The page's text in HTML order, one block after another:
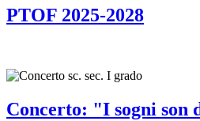
PTOF 2025-2028
Concerto: "I sogni son